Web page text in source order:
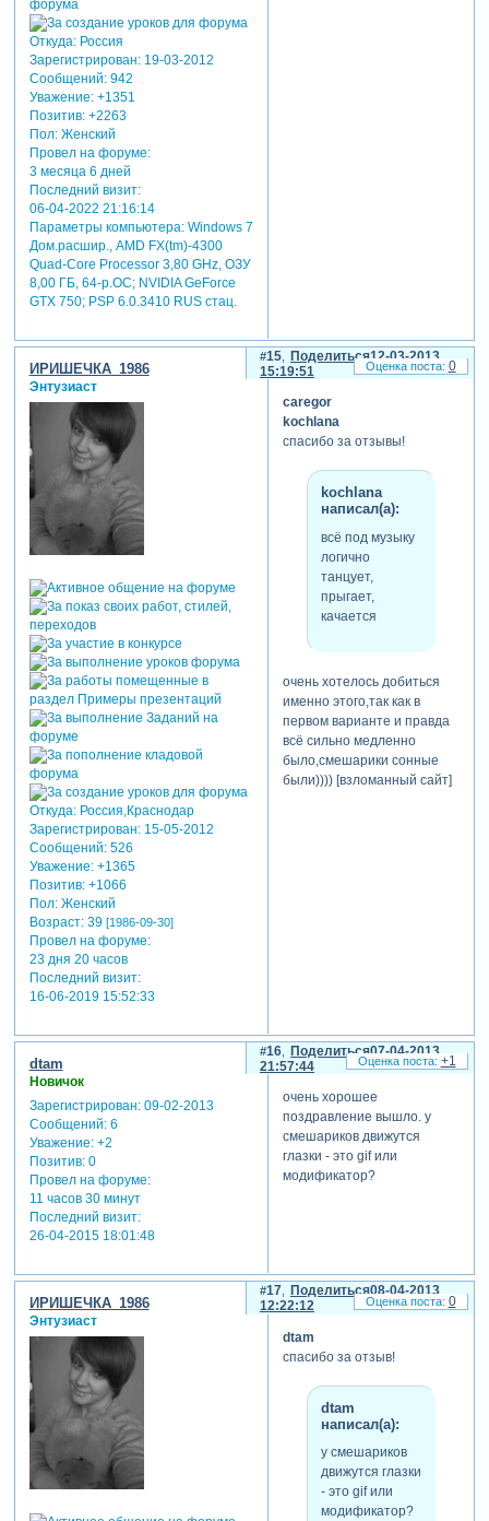
Откуда:Россия
Зарегистрирован: 19-03-2012
Сообщений:942
Уважение: +1351
Позитив: +2263
Пол:Женский
Провел на форуме:
3 месяца 6 дней
Последний визит:
06-04-2022 21:16:14
Параметры компьютера:Windows 7
Дом.расшир., AMD FX(tm)-4300
Quad-Core Processor 3,80 GHz, ОЗУ
8,00 ГБ, 64-р.ОС; NVIDIA GeForce
GTX 750; PSP 6.0.3410 RUS стац.
Поделиться
15
12-03-2013
15:19:51
ИРИШЕЧКА_1986
Энтузиаст
Откуда:Россия,Краснодар
Зарегистрирован: 15-05-2012
Сообщений:526
Уважение: +1365
Позитив: +1066
Пол:Женский
Возраст:39 [1986-09-30]
Провел на форуме:
23 дня 20 часов
Последний визит:
16-06-2019 15:52:33
caregor
kochlana
спасибо за отзывы!
kochlana
написал(а):
всё под музыку
логично
танцует,
прыгает,
качается
очень хотелось добиться
именно этого,так как в
первом варианте и правда
всё сильно медленно
было,смешарики сонные
были)))) [взломанный сайт]
0
Поделиться
16
07-04-2013
21:57:44
dtam
Новичок
Зарегистрирован: 09-02-2013
Сообщений:6
Уважение: +2
Позитив: 0
Провел на форуме:
11 часов 30 минут
Последний визит:
26-04-2015 18:01:48
очень хорошее
поздравление вышло. у
смешариков движутся
глазки - это gif или
модификатор?
+1
Поделиться
17
08-04-2013
12:22:12
ИРИШЕЧКА_1986
Энтузиаст
dtam
спасибо за отзыв!
dtam
написал(а):
у смешариков
движутся глазки
- это gif или
модификатор?
0